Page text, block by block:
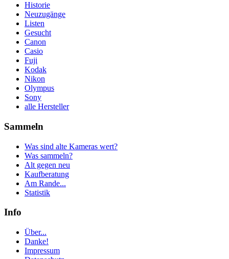
Historie
Neuzugänge
Listen
Gesucht
Canon
Casio
Fuji
Kodak
Nikon
Olympus
Sony
alle Hersteller
Sammeln
Was sind alte Kameras wert?
Was sammeln?
Alt gegen neu
Kaufberatung
Am Rande...
Statistik
Info
Über...
Danke!
Impressum